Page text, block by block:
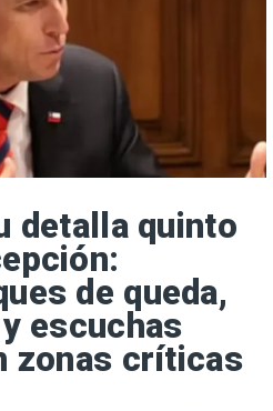
detalla quinto
de queda,
escuchas
zonas críticas